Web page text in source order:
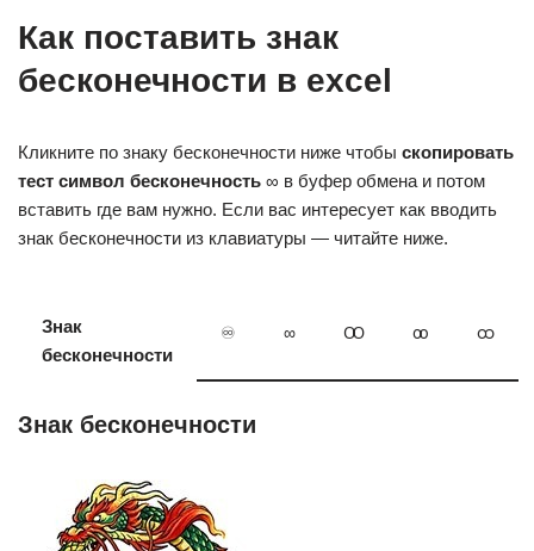
Как поставить знак
бесконечности в excel
Кликните по знаку бесконечности ниже чтобы скопировать
тест символ бесконечность ∞ в буфер обмена и потом
вставить где вам нужно. Если вас интересует как вводить
знак бесконечности из клавиатуры — читайте ниже.
Знак
бесконечности
♾ ∞ Ꝏ ꝏ ထ
Знак бесконечности